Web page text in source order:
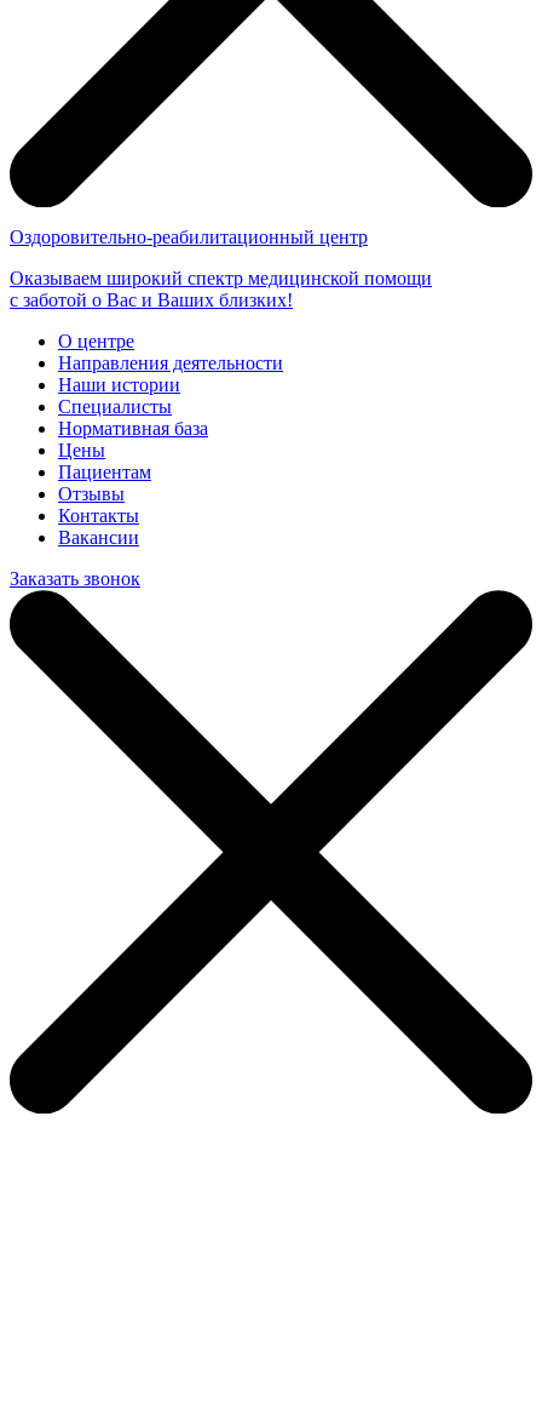
Оздоровительно-реабилитационный центр
Оказываем широкий спектр медицинской помощи
с заботой о Вас и Ваших близких!
О центре
Направления деятельности
Наши истории
Специалисты
Нормативная база
Цены
Пациентам
Отзывы
Контакты
Вакансии
Заказать звонок